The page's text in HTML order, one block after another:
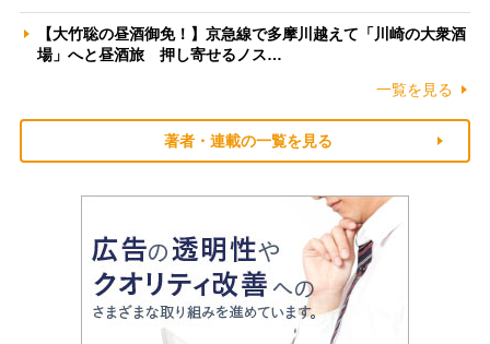
【大竹聡の昼酒御免！】京急線で多摩川越えて「川崎の大衆酒
場」へと昼酒旅 押し寄せるノス…
一覧を見る
著者・連載の一覧を見る